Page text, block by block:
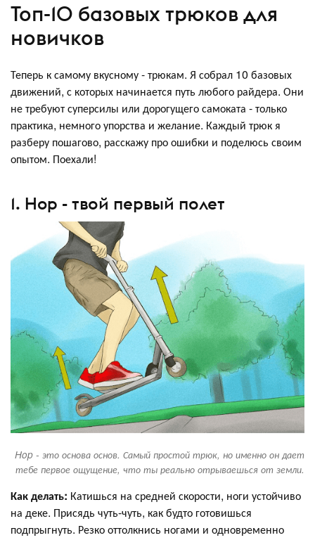
Топ-10 базовых трюков для
новичков
Теперь к самому вкусному - трюкам. Я собрал 10 базовых
движений, с которых начинается путь любого райдера. Они
не требуют суперсилы или дорогущего самоката - только
практика, немного упорства и желание. Каждый трюк я
разберу пошагово, расскажу про ошибки и поделюсь своим
опытом. Поехали!
1. Hop - твой первый полет
Hop - это основа основ. Самый простой трюк, но именно он дает
тебе первое ощущение, что ты реально отрываешься от земли.
Как делать: Катишься на средней скорости, ноги устойчиво
на деке. Присядь чуть-чуть, как будто готовишься
подпрыгнуть. Резко оттолкнись ногами и одновременно